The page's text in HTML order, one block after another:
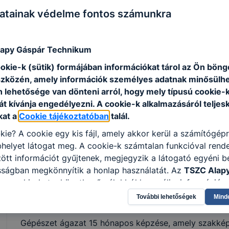
hegesztési hibákat javít;
biztonságosan, balesetmentesen kezeli a
roncsolásmentes anyagvizsgálatot végez;
könnyű, nehéz, acél és fém elemeket hoz
nyílászárókat készít;
készít földbe süllyesztett, föld feletti
műszaki rajzot olvas és értelmez, szükség
gépiparban alapszerelési műveleteket
hegesztett kötést készít különféle
elkészíti vagy megrendeli a
épületlakatos munkához;
elvégzi a szakirányú garanciális
ISKOLASPECIFIKUS INFORMÁCIÓK A KÉPZÉSHEZ
Gépészet ágazat 15 hónapos képzése, amely
védelme fontos számunkra
Gáspár Technikum
k (sütik) formájában információkat tárol az Ön
amely információk személyes adatnak
lehetősége van dönteni arról, hogy mely típusú cookie-
kívánja engedélyezni. A cookie-k alkalmazásáról
a Cookie tájékoztatóban talál.
A cookie egy kis fájl, amely akkor kerül a
látogat meg. A cookie-k számtalan funkcióval
információt gyűjtenek, megjegyzik a látogató egyéni
megkönnyítik a honlap használatát. Az TSZC
a cookie-kat a következő célokból használja: információ
hogyan használja Ön a honlapot -annak
részeit látogatja, vagy használja leginkább, így
Önnek még jobb felhasználói élményt, ha ismét
További lehetőségek